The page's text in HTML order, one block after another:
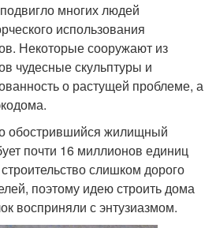
многих людей
использования
Некоторые сооружают из
чудесные скульптуры и
о растущей проблеме, а
обострившийся жилищный
почти 16 миллионов единиц
слишком дорого
поэтому идею строить дома
восприняли с энтузиазмом.